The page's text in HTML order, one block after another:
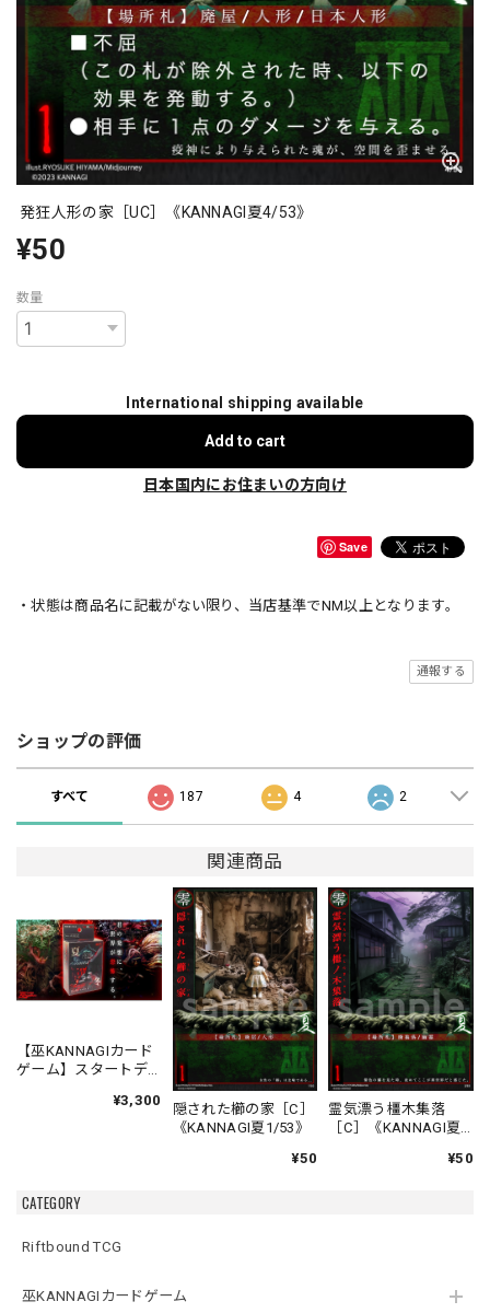
CATEGORY
Riftbound TCG
巫KANNAGIカードゲーム
発狂人形の家［UC］《KANNAGI夏4/53》
¥50
数量
International shipping available
Add to cart
日本国内にお住まいの方向け
Save
・状態は商品名に記載がない限り、当店基準でNM以上となります。
通報する
ショップの評価
すべて 187 4 2
関連商品
【巫KANNAGIカード
ゲーム】スタートデ
¥3,300
隠された櫛の家［C］
《KANNAGI夏1/53》
¥50
霊気漂う橿木集落
［C］《KANNAGI夏
¥50